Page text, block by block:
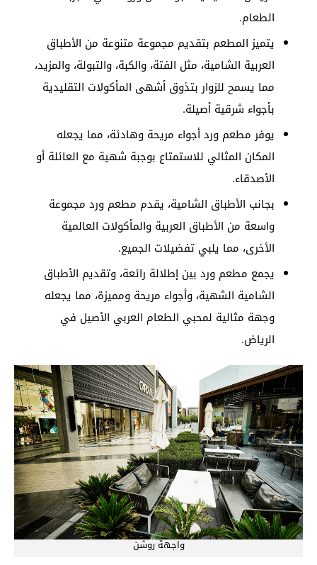
الطعام.
يتميز المطعم بتقديم مجموعة متنوعة من الأطباق
العربية الشامية، مثل الفتة، والكبة، والتبولة، والمزيد،
مما يسمح للزوار بتذوق أشهى المأكولات التقليدية
بأجواء شرقية أصيلة.
يوفر مطعم ورد أجواء مريحة وهادئة، مما يجعله
المكان المثالي للاستمتاع بوجبة شهية مع العائلة أو
الأصدقاء.
بجانب الأطباق الشامية، يقدم مطعم ورد مجموعة
واسعة من الأطباق العربية والمأكولات العالمية
الأخرى، مما يلبي تفضيلات الجميع.
يجمع مطعم ورد بين إطلالة رائعة، وتقديم الأطباق
الشامية الشهية، وأجواء مريحة ومميزة، مما يجعله
وجهة مثالية لمحبي الطعام العربي الأصيل في
الرياض.
واجهة روشن